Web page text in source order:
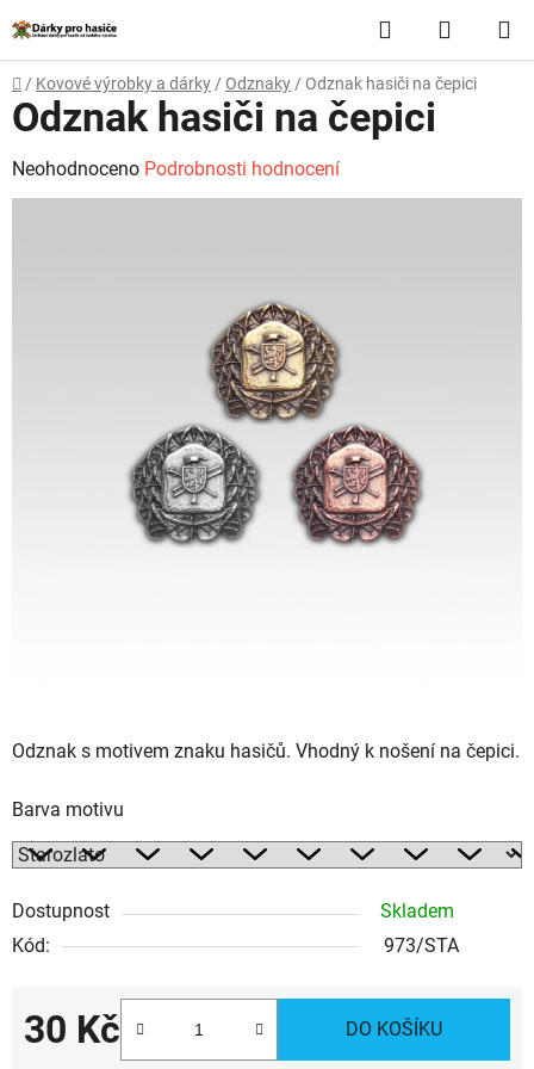
na
obsah
Hledat
KOŠÍK
Domů
/ Kovové výrobky a dárky / Odznaky / Odznak hasiči na čepici
Odznak s motivem znaku hasičů. Vhodný k nošení na čepici.
Barva motivu
Dostupnost
Skladem
Kód:
973/STA
30 Kč DO KOŠÍKU
Odznak hasiči na čepici
Průměrné
hodnocení
Neohodnoceno Podrobnosti hodnocení